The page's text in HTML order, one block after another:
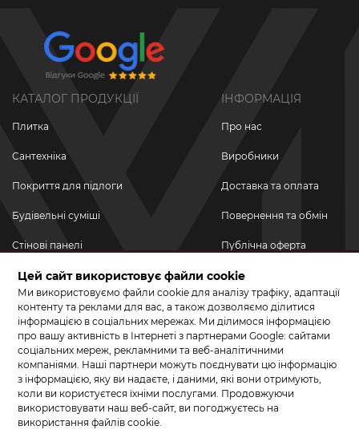
КАТАЛОГ ПРОДУКЦІЇ
Плитка
Сантехніка
Покриття для підлоги
Будівельні суміші
Стінові панелі
Новинки
Акційні товари
Акції/Знижки
ІНФОРМАЦІЯ
Про нас
Виробники
Доставка та оплата
Повернення та обмін
Публічна оферта
Політика
конфіденційності
ПРИЄДНУЙТЕСЬ ДО НАС У СОЦМЕРЕЖАХ
Цей сайт використовує файли cookie
Ми використовуємо файли cookie для аналізу трафіку, адаптації
контенту та реклами для вас, а також дозволяємо ділитися
інформацією в соціальних мережах. Ми ділимося інформацією
про вашу активність в Інтернеті з партнерами Google: сайтами
соціальних мереж, рекламними та веб-аналітичними
компаніями. Наші партнери можуть поєднувати цю інформацію
з інформацією, яку ви надаєте, і даними, які вони отримують,
коли ви користуєтеся їхніми послугами. Продовжуючи
використовувати наш веб-сайт, ви погоджуєтесь на
використання файлів cookie.